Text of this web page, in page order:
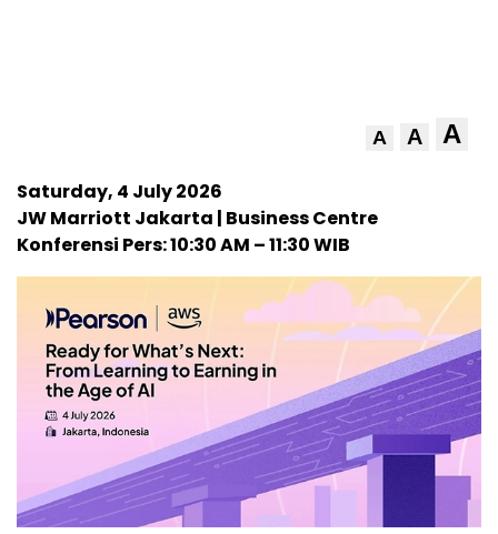
A A A
Saturday, 4 July 2026
JW Marriott Jakarta | Business Centre
Konferensi Pers: 10:30 AM – 11:30 WIB